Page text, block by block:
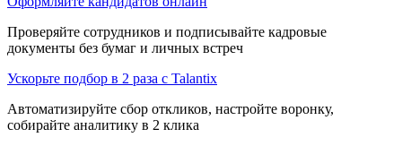
Проверяйте сотрудников и подписывайте кадровые
документы без бумаг и личных встреч
Ускорьте подбор в 2 раза с Talantix
Автоматизируйте сбор откликов, настройте воронку,
собирайте аналитику в 2 клика